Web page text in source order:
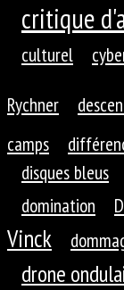
critique
culturel
Rychner
camps
disques bleus
domination
Vinck
drone